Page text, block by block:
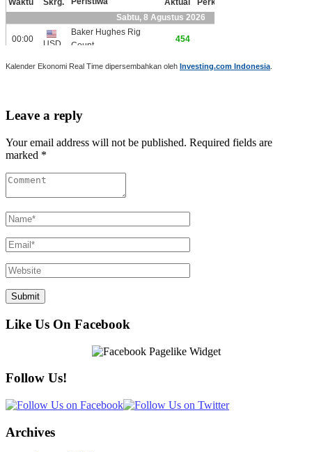
Kalender Ekonomi Real Time dipersembahkan oleh Investing.com Indonesia
Leave a reply
Your email address will not be published. Required fields are
marked *
Like Us On Facebook
Follow Us!
Archives